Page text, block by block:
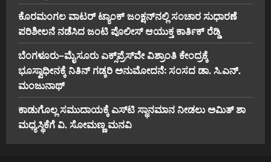
ಕೊರಮಂಗಲ ವಾಟರ್ ಟ್ಯಾಂಕ್ ಜಂಕ್ಷನ್‌ನಲ್ಲಿ ಸಂಚಾರ ಸುಧಾರಣೆ
ಪರಿಶೀಲನೆ ನಡೆಸಿದ ಜಂಟಿ ಪೊಲೀಸ್ ಆಯುಕ್ತ ಕಾರ್ತಿಕ್ ರೆಡ್ಡಿ
ಬೆಂಗಳೂರು–ಮೈಸೂರು ಎಕ್ಸ್‌ಪ್ರೆಸ್‌ವೇ ವಿಶ್ರಾಂತಿ ಕೇಂದ್ರಕ್ಕೆ
ಭೂಸ್ವಾಧೀನಕ್ಕೆ ನಿತಿನ್ ಗಡ್ಕರಿ ಅನುಮೋದನೆ: ಸಂಸದ ಡಾ. ಸಿ.ಎನ್.
ಮಂಜುನಾಥ್
ಕಾಡುಗೊಲ್ಲ ಸಮುದಾಯಕ್ಕೆ ಎಸ್‌ಟಿ ಸ್ಥಾನಮಾನ ನೀಡಲು ಅಮಿತ್ ಶಾ
ಮಧ್ಯಸ್ಥಿಕೆಗೆ ವಿ. ಸೋಮಣ್ಣ ಮನವಿ